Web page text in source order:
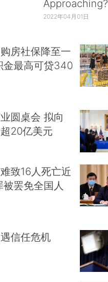
Approaching?
2022年04月01日
房社保降至一
金最高可贷340
圆桌会 拟向
20亿美元
致16人死亡近
罢免全国人
信任危机